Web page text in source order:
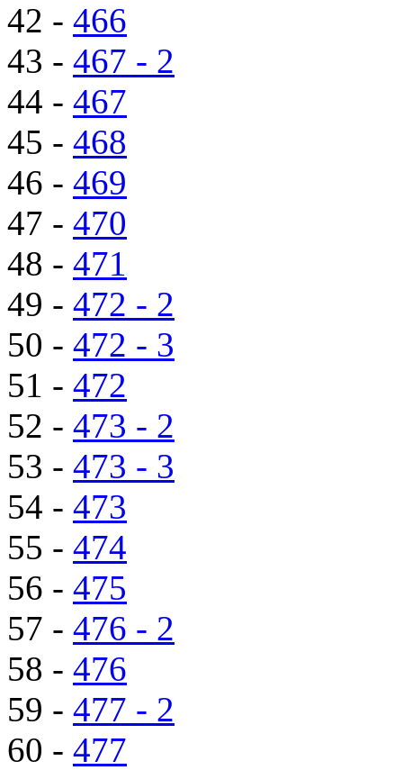
42 - 466
43 - 467 - 2
44 - 467
45 - 468
46 - 469
47 - 470
48 - 471
49 - 472 - 2
50 - 472 - 3
51 - 472
52 - 473 - 2
53 - 473 - 3
54 - 473
55 - 474
56 - 475
57 - 476 - 2
58 - 476
59 - 477 - 2
60 - 477